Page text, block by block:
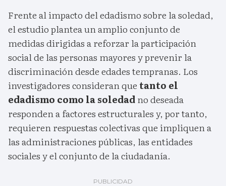
Frente al impacto del edadismo sobre la soledad,
el estudio plantea un amplio conjunto de
medidas dirigidas a reforzar la participación
social de las personas mayores y prevenir la
discriminación desde edades tempranas. Los
investigadores consideran que tanto el
edadismo como la soledadno deseada
responden a factores estructurales y, por tanto,
requieren respuestas colectivas que impliquen a
las administraciones públicas, las entidades
sociales y el conjunto de la ciudadanía.